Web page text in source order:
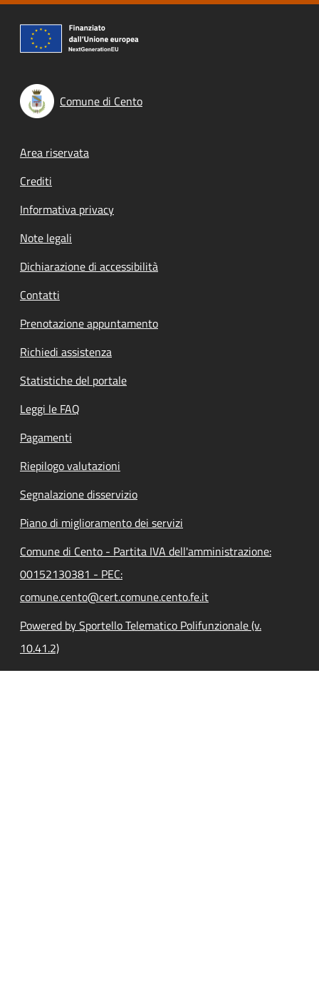
Comune di Cento
Footer menu
Area riservata
Crediti
Informativa privacy
Note legali
Dichiarazione di accessibilità
Contatti
Prenotazione appuntamento
Richiedi assistenza
Statistiche del portale
Leggi le FAQ
Pagamenti
Riepilogo valutazioni
Segnalazione disservizio
Piano di miglioramento dei servizi
Comune di Cento - Partita IVA dell'amministrazione:
00152130381 - PEC:
comune.cento@cert.comune.cento.fe.it
Powered by Sportello Telematico Polifunzionale (v.
10.41.2)